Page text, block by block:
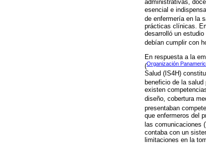
administrativas,
esencial e
de enfermería en la
prácticas clínicas.
desarrolló un
debían cumplir con
En respuesta a la
(Organización
Salud (IS4H)
beneficio de la salud
existen
diseño, cobertura
presentaban
que enfermeros del
las comunicaciones
contaba con un
limitaciones en la